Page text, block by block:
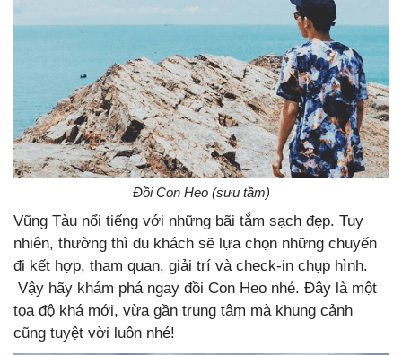
Đồi Con Heo (sưu tầm)
Vũng Tàu nổi tiếng với những bãi tắm sạch đẹp. Tuy
nhiên, thường thì du khách sẽ lựa chọn những chuyến
đi kết hợp, tham quan, giải trí và check-in chụp hình.
Vậy hãy khám phá ngay đồi Con Heo nhé. Đây là một
tọa độ khá mới, vừa gần trung tâm mà khung cảnh
cũng tuyệt vời luôn nhé!